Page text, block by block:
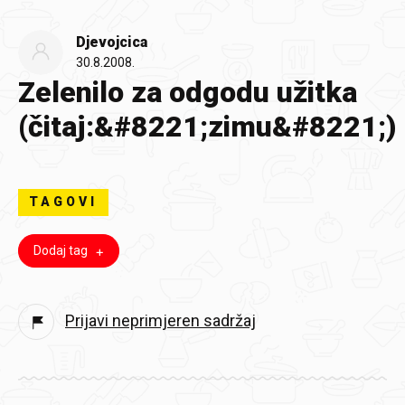
Djevojcica
30.8.2008.
Zelenilo za odgodu užitka
(čitaj:&#8221;zimu&#8221;)
TAGOVI
Dodaj tag
Prijavi neprimjeren sadržaj